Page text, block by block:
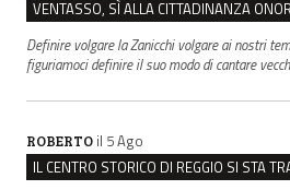
Definire volgare la Zanicchi volgare ai nostri
figuriamoci definire il suo modo di cantare
ROBERTO il 5 Ago